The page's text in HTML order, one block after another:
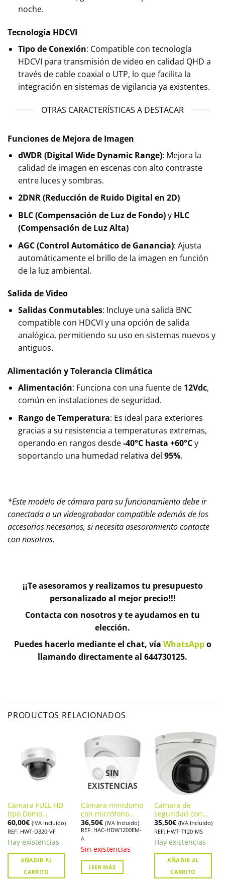
noche.
Tecnología HDCVI
Tipo de Conexión: Compatible con tecnología
HDCVI para transmisión de video en calidad QHD a
través de cable coaxial o UTP, lo que facilita la
integración en sistemas de vigilancia ya existentes.
OTRAS CARACTERÍSTICAS A DESTACAR
Funciones de Mejora de Imagen
dWDR (Digital Wide Dynamic Range): Mejora la
calidad de imagen en escenas con alto contraste
entre luces y sombras.
2DNR (Reducción de Ruido Digital en 2D)
BLC (Compensación de Luz de Fondo)y HLC
(Compensación de Luz Alta)
AGC (Control Automático de Ganancia): Ajusta
automáticamente el brillo de la imagen en función
de la luz ambiental.
Salida de Video
Salidas Conmutables: Incluye una salida BNC
compatible con HDCVI y una opción de salida
analógica, permitiendo su uso en sistemas nuevos y
antiguos.
Alimentación y Tolerancia Climática
Alimentación: Funciona con una fuente de 12Vdc,
común en instalaciones de seguridad.
Rango de Temperatura: Es ideal para exteriores
gracias a su resistencia a temperaturas extremas,
operando en rangos desde-40°C hasta +60°Cy
soportando una humedad relativa del 95%.
*Este modelo de cámara para su funcionamiento debe ir
conectada a un videograbador compatible además de los
accesorios necesarios, si necesita asesoramiento contacte
con nosotros.
¡¡Te asesoramos y realizamos tu presupuesto
personalizado al mejor precio!!!
Contacta con nosotros y te ayudamos en tu
elección.
Puedes hacerlo mediante el chat, vía WhatsAppo
llamando directamente al 644730125.
PRODUCTOS RELACIONADOS
Cámara FULL HD
tipo Domo
Antivandálica
HIKVISION HWT-
D320-VF
60,00€ (IVA Incluido)
REF: HWT-D320-VF
Hay existencias
AÑADIR AL
CARRITO
SIN
EXISTENCIAS
Cámara minidomo
con micrófono
incorporado
Dahua. HAC-
HDW1200EM-A
36,50€ (IVA Incluido)
REF: HAC-HDW1200EM-
A
Sin existencias
LEER MÁS
Cámara de
seguridad con
audio. Hikvision
HWT-T120-MS
35,50€ (IVA Incluido)
REF: HWT-T120-MS
Hay existencias
AÑADIR AL
CARRITO